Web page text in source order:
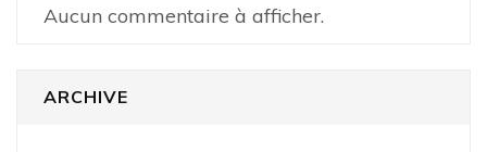
Aucun commentaire à afficher.
ARCHIVE